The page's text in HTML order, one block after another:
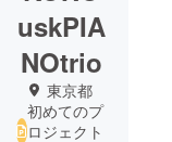
uskPIA
NOtrio
東京都
初めてのプ
ロジェクト